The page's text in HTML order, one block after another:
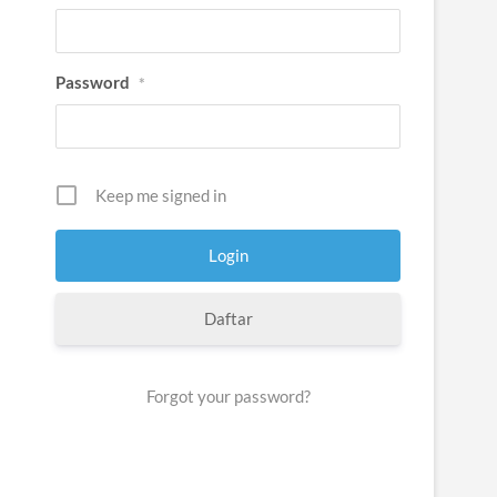
Password *
Keep me signed in
Daftar
Forgot your password?